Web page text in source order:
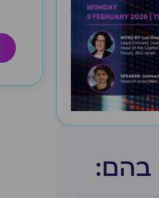
בהם:​